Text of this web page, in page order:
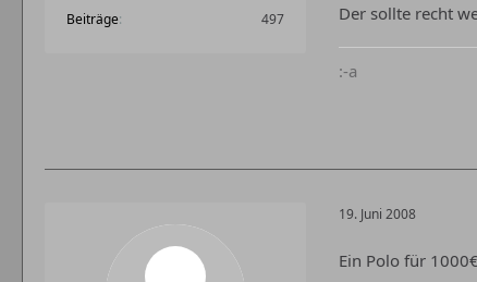
Beiträge 497 Der sollte recht
:-a
19. Juni 2008
Ein Polo für